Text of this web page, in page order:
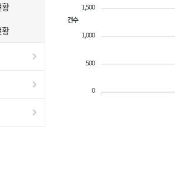
1,500
1,000
500
0
건수